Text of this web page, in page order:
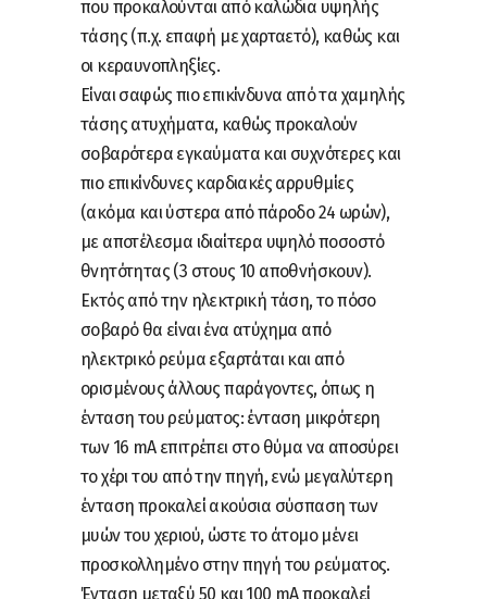
που προκαλούνται από καλώδια υψηλής
τάσης (π.χ. επαφή με χαρταετό), καθώς και
οι κεραυνοπληξίες.
Είναι σαφώς πιο επικίνδυνα από τα χαμηλής
τάσης ατυχήματα, καθώς προκαλούν
σοβαρότερα εγκαύματα και συχνότερες και
πιο επικίνδυνες καρδιακές αρρυθμίες
(ακόμα και ύστερα από πάροδο 24 ωρών),
με αποτέλεσμα ιδιαίτερα υψηλό ποσοστό
θνητότητας (3 στους 10 αποθνήσκουν).
Εκτός από την ηλεκτρική τάση, το πόσο
σοβαρό θα είναι ένα ατύχημα από
ηλεκτρικό ρεύμα εξαρτάται και από
ορισμένους άλλους παράγοντες, όπως η
ένταση του ρεύματος: ένταση μικρότερη
των 16 mΑ επιτρέπει στο θύμα να αποσύρει
το χέρι του από την πηγή, ενώ μεγαλύτερη
ένταση προκαλεί ακούσια σύσπαση των
μυών του χεριού, ώστε το άτομο μένει
προσκολλημένο στην πηγή του ρεύματος.
Ένταση μεταξύ 50 και 100 mA προκαλεί